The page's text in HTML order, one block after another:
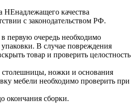
НЕнадлежащего качества
с законодательством РФ.
первую очередь необходимо
упаковки. В случае повреждения
товар и проверить целостность
ножки и основания
мебели необходимо проверить при
окончания сборки.